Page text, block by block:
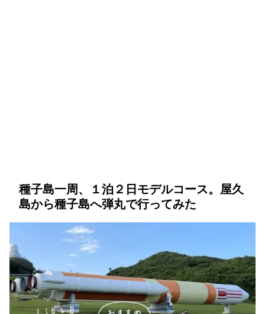
種子島一周、１泊２日モデルコース。屋久
島から種子島へ弾丸で行ってみた